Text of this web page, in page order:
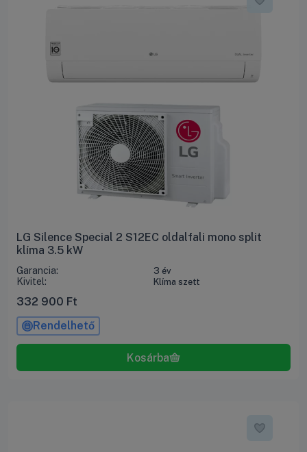
LG Silence Special 2 S12EC oldalfali mono split
klíma 3.5 kW
Garancia: 3 év
Kivitel: Klíma szett
332 900 Ft
Rendelhető